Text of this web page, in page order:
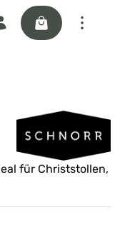
0 Produkte auf dem
Warenkorb
für Christstollen,